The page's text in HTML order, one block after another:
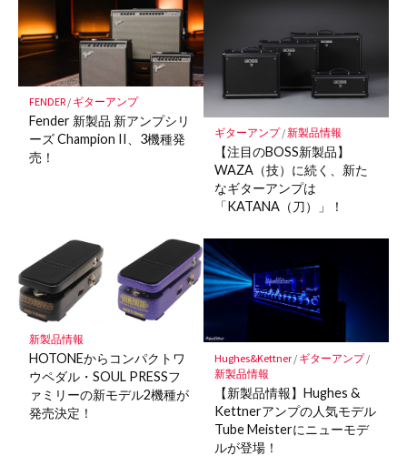
FENDER/ ギターアンプ
Fender 新製品 新アンプシリ
ーズ Champion II、3機種発
売！
ギターアンプ/新製品情報
【注目のBOSS新製品】
WAZA（技）に続く、新た
なギターアンプは
「KATANA（刀）」！
新製品情報
HOTONEからコンパクトワ
ウペダル・SOUL PRESSフ
ァミリーの新モデル2機種が
発売決定！
Hughes&Kettner/ ギターアンプ/
新製品情報
【新製品情報】Hughes &
Kettnerアンプの人気モデル
Tube Meisterにニューモデ
ルが登場！